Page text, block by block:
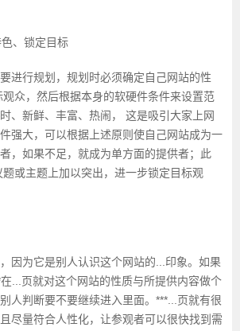
、锁定目标
进行规划，规划时必须确定自己网站的性
众，然后根据本身的软硬件条件来设置范
、新鲜、丰富、热闹， 这是吸引大家上网
强大，可以根据上述原则使自己网站成为一
，如果不足，就成为单方面的提供者；此
或主题上加以突出，进一步锁定目标观
因为它是别人认识这个网站的...印象。如果
...页就对这个网站的性质与所提供内容做个
人判断要不要继续进入里面。***...页就有很
尽量符合人性化，让参观者可以很快找到需